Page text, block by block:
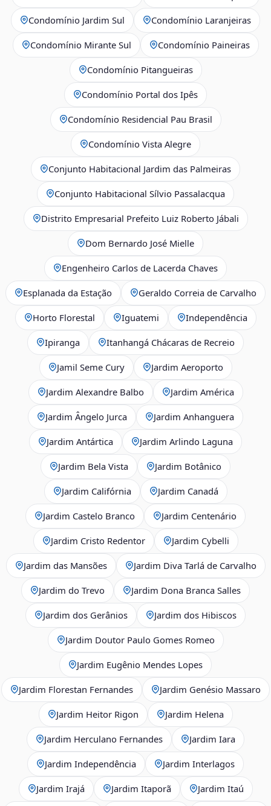
Condomínio Jardim Sul Condomínio Laranjeiras
Condomínio Mirante Sul Condomínio Paineiras
Condomínio Pitangueiras
Condomínio Portal dos Ipês
Condomínio Residencial Pau Brasil
Condomínio Vista Alegre
Conjunto Habitacional Jardim das Palmeiras
Conjunto Habitacional Sílvio Passalacqua
Distrito Empresarial Prefeito Luiz Roberto Jábali
Dom Bernardo José Mielle
Engenheiro Carlos de Lacerda Chaves
Esplanada da Estação Geraldo Correia de Carvalho
Horto Florestal Iguatemi Independência
Ipiranga Itanhangá Chácaras de Recreio
Jamil Seme Cury Jardim Aeroporto
Jardim Alexandre Balbo Jardim América
Jardim Ângelo Jurca Jardim Anhanguera
Jardim Antártica Jardim Arlindo Laguna
Jardim Bela Vista Jardim Botânico
Jardim Califórnia Jardim Canadá
Jardim Castelo Branco Jardim Centenário
Jardim Cristo Redentor Jardim Cybelli
Jardim das Mansões Jardim Diva Tarlá de Carvalho
Jardim do Trevo Jardim Dona Branca Salles
Jardim dos Gerânios Jardim dos Hibiscos
Jardim Doutor Paulo Gomes Romeo
Jardim Eugênio Mendes Lopes
Jardim Florestan Fernandes Jardim Genésio Massaro
Jardim Heitor Rigon Jardim Helena
Jardim Herculano Fernandes Jardim Iara
Jardim Independência Jardim Interlagos
Jardim Irajá Jardim Itaporã Jardim Itaú